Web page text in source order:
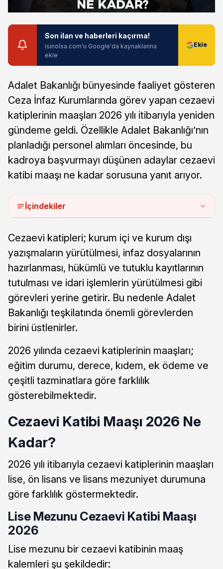
Son ilan ve haberleri kaçırma!
isinolsa.com'u Google'da kaynaklarına
ekle
Adalet Bakanlığı bünyesinde faaliyet gösteren
Ceza İnfaz Kurumlarında görev yapan cezaevi
katiplerinin maaşları 2026 yılı itibarıyla yeniden
gündeme geldi. Özellikle Adalet Bakanlığı’nın
planladığı personel alımları öncesinde, bu
kadroya başvurmayı düşünen adaylar cezaevi
katibi maaşı ne kadar sorusuna yanıt arıyor.
İçindekiler
Cezaevi katipleri; kurum içi ve kurum dışı
yazışmaların yürütülmesi, infaz dosyalarının
hazırlanması, hükümlü ve tutuklu kayıtlarının
tutulması ve idari işlemlerin yürütülmesi gibi
görevleri yerine getirir. Bu nedenle Adalet
Bakanlığı teşkilatında önemli görevlerden
birini üstlenirler.
2026 yılında cezaevi katiplerinin maaşları;
eğitim durumu, derece, kıdem, ek ödeme ve
çeşitli tazminatlara göre farklılık
gösterebilmektedir.
Cezaevi Katibi Maaşı 2026 Ne
Kadar?
2026 yılı itibarıyla cezaevi katiplerinin maaşları
lise, ön lisans ve lisans mezuniyet durumuna
göre farklılık göstermektedir.
Lise Mezunu Cezaevi Katibi Maaşı
2026
Lise mezunu bir cezaevi katibinin maaş
kalemleri şu şekildedir: